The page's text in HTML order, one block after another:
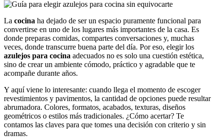
La cocina ha dejado de ser un espacio puramente funcional para
convertirse en uno de los lugares más importantes de la casa. Es
donde preparas comidas, compartes conversaciones y, muchas
veces, donde transcurre buena parte del día. Por eso, elegir los
azulejos para cocina adecuados no es solo una cuestión estética,
sino de crear un ambiente cómodo, práctico y agradable que te
acompañe durante años.
Y aquí viene lo interesante: cuando llega el momento de escoger
revestimientos y pavimentos, la cantidad de opciones puede resultar
abrumadora. Colores, formatos, acabados, texturas, diseños
geométricos o estilos más tradicionales. ¿Cómo acertar? Te
contamos las claves para que tomes una decisión con criterio y sin
dramas.